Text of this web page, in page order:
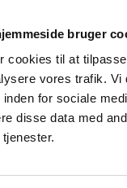
bruger
cookies til at
vores trafik. Vi
inden for sociale
disse data med
Bivirkninger og